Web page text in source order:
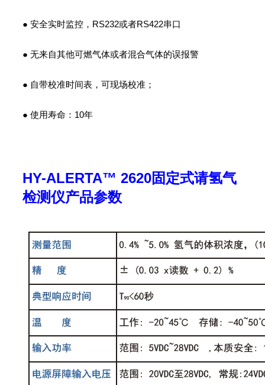
● 安全实时监控，RS232或者RS422串口
● 无来自其他可燃气体或者混合气体的误报警
● 自带校准时间表，可现场校准；
● 使用寿命：10年
HY-ALERTA™ 2620固定式请氢气
检测仪产品参数